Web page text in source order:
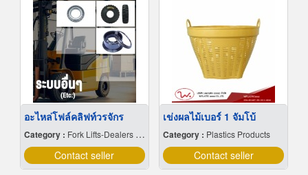
อะไหล่โฟล์คลิฟท์วรจักร
Category : Fork Lifts-Dealers & Service
Contact seller
เข่งผลไม้เบอร์ 1 จัมโบ้
Category : Plastics Products
Contact seller